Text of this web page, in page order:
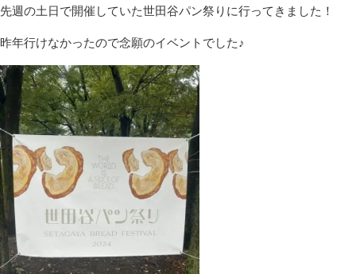
先週の土日で開催していた世田谷パン祭りに行ってきました！
昨年行けなかったので念願のイベントでした♪